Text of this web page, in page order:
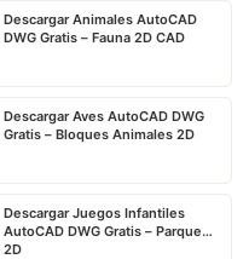
Descargar Animales AutoCAD
DWG Gratis – Fauna 2D CAD
Descargar Aves AutoCAD DWG
Gratis – Bloques Animales 2D
Descargar Juegos Infantiles
AutoCAD DWG Gratis – Parque
2D